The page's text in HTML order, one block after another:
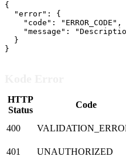
{
  "error": {
    "code": "ERROR_CODE",
"message":
  }
}
HTTP
Status
Code
400
401
UNAUTHORIZED